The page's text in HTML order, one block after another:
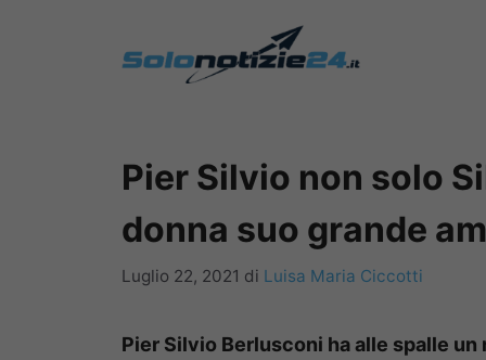
Pier Silvio non solo
donna suo grande
Luglio 22, 2021 di Luisa Maria Ciccotti
Pier Silvio Berlusconi ha alle spalle